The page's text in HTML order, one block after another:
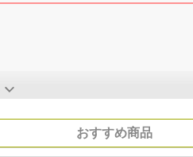
おすすめ商品